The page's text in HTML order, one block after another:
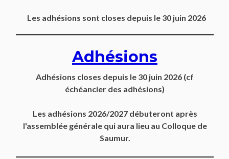
Les adhésions sont closes depuis le 30 juin 2026
Adhésions
Adhésions closes depuis le 30 juin 2026 (cf
échéancier des adhésions)
Les adhésions 2026/2027 débuteront après
l'assemblée générale qui aura lieu au Colloque de
Saumur.